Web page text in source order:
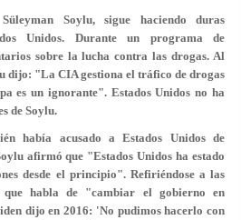
Soylu, sigue haciendo duras
Unidos. Durante un programa de
sobre la lucha contra las drogas. Al
dijo: "La CIA gestiona el tráfico de drogas
es un ignorante". Estados Unidos no ha
de Soylu.
había acusado a Estados Unidos de
afirmó que "Estados Unidos ha estado
desde el principio". Refiriéndose a las
que habla de "cambiar el gobierno en
dijo en 2016: 'No pudimos hacerlo con